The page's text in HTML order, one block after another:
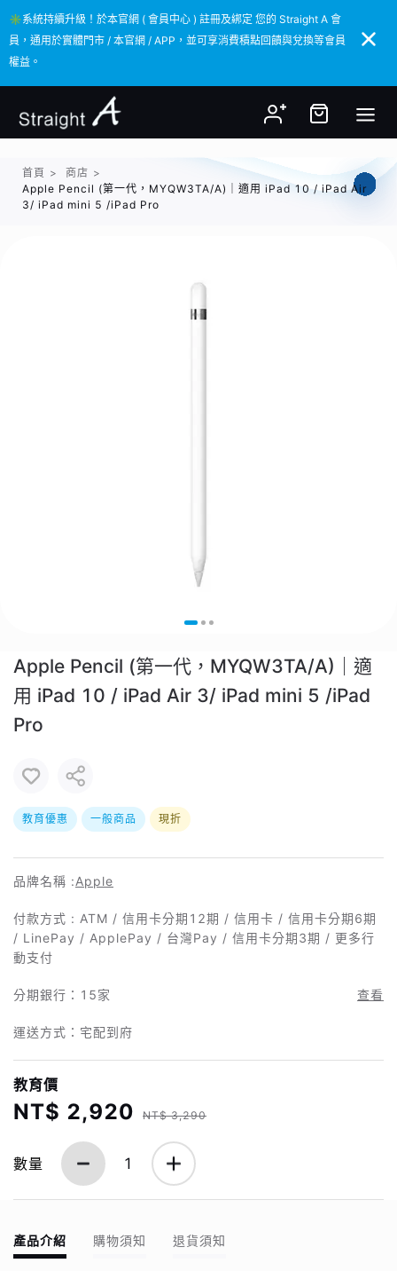
✳️系統持續升級！於本官網 ( 會員中心 ) 註冊及綁定 您的 Straight A 會
員，通用於實體門市 / 本官網 / APP，並可享消費積點回饋與兌換等會員
權益。
✳️系統持續升級！於本官網 ( 會員中心 ) 註冊及綁定 您的 Straight A 會
員，通用於實體門市 / 本官網 / APP，並可享消費積點回饋與兌換等會員
權益。
首頁 > 商店 >
Apple Pencil (第一代，MYQW3TA/A)｜適用 iPad 10 / iPad Air
3/ iPad mini 5 /iPad Pro
Apple Pencil (第一代，MYQW3TA/A)｜適
用 iPad 10 / iPad Air 3/ iPad mini 5 /iPad
Pro
教育優惠 一般商品 現折
品牌名稱 :Apple
付款方式 : ATM / 信用卡分期12期 / 信用卡 / 信用卡分期6期
/ LinePay / ApplePay / 台灣Pay / 信用卡分期3期 / 更多行
動支付
分期銀行： 15家 查看
運送方式：宅配到府
教育價
NT$ 2,920 NT$ 3,290
數量 1
產品介紹 購物須知 退貨須知